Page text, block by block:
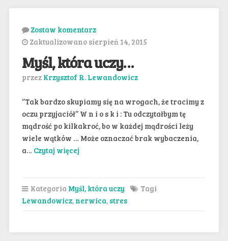
Zostaw komentarz
Zaktualizowano sierpień 14, 2015
Myśl, która uczy…
przez Krzysztof R. Lewandowicz
‘’Tak bardzo skupiamy się na wrogach, że tracimy z
oczu przyjaciół’’ W n i o s k i : Tu odczytałbym tę
mądrość po kilkakroć, bo w każdej mądrości leży
wiele wątków … Może oznaczać brak wybaczenia,
a… Czytaj więcej
Kategoria Myśl, która uczy
Tagi
Lewandowicz, nerwica, stres